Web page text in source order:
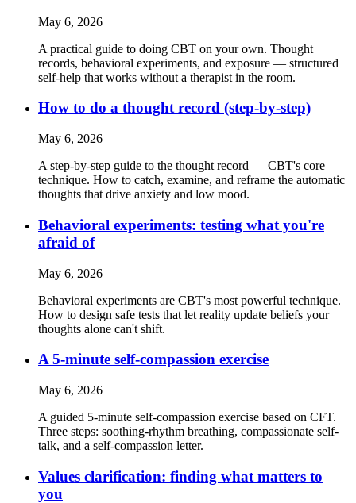
May 6, 2026
A practical guide to doing CBT on your own. Thought
records, behavioral experiments, and exposure — structured
self-help that works without a therapist in the room.
How to do a thought record (step-by-step)
May 6, 2026
A step-by-step guide to the thought record — CBT's core
technique. How to catch, examine, and reframe the automatic
thoughts that drive anxiety and low mood.
Behavioral experiments: testing what you're
afraid of
May 6, 2026
Behavioral experiments are CBT's most powerful technique.
How to design safe tests that let reality update beliefs your
thoughts alone can't shift.
A 5-minute self-compassion exercise
May 6, 2026
A guided 5-minute self-compassion exercise based on CFT.
Three steps: soothing-rhythm breathing, compassionate self-
talk, and a self-compassion letter.
Values clarification: finding what matters to
you